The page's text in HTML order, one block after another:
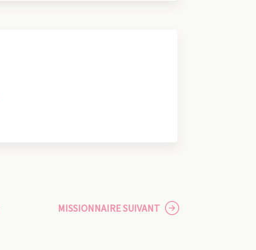
MISSIONNAIRE SUIVANT